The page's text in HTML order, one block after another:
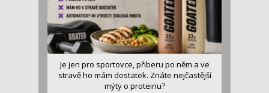
Je jen pro sportovce, přiberu po něm a ve
stravě ho mám dostatek. Znáte nejčastější
mýty o proteinu?